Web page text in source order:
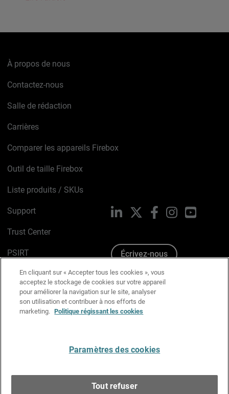
À propos de nous
Contactez-nous
Salle de rédaction
Carrières
Comparer les appareils Firebox
Outil de taille Firebox
Liste produits / SKUs
Support
Trust Center
PSIRT
Avis sur les cookies
Politique de confidentialité
Charte Graphique
LinkedIn FacebookInstagramYouTube
Écrivez-nous
En cliquant sur « Accepter tous les cookies », vous
acceptez le stockage de cookies sur votre appareil
pour améliorer la navigation sur le site, analyser
son utilisation et contribuer à nos efforts de
marketing. Politique régissant les cookies
Paramètres des cookies
Tout refuser